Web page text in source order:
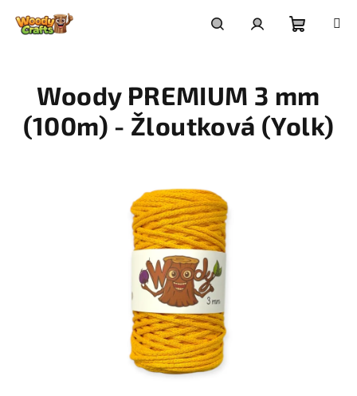
košík
Woody PREMIUM 3 mm
(100m) - Žloutková (Yolk)